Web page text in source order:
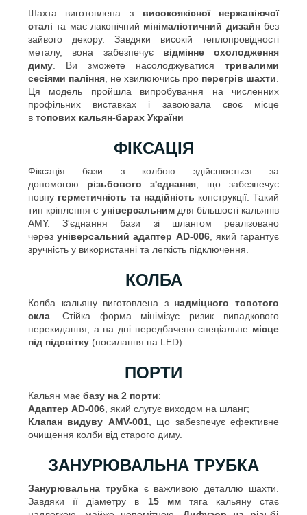
Шахта виготовлена з високоякісної нержавіючої
сталі та має лаконічний мінімалістичний дизайнбез
зайвого декору. Завдяки високій теплопровідності
металу, вона забезпечує відмінне охолодження
диму. Ви зможете насолоджуватисятривалими
сесіями паління, не хвилюючись про перегрів шахти
Ця модель пройшла випробування на численних
профільних виставках і завоювала своє місце
в топових кальян-барах України
ФІКСАЦІЯ
Фіксація бази з колбою здійснюється за
допомогою різьбового з'єднання , що забезпечує
повну герметичність та надійність конструкції. Такий
тип кріплення є універсальнимдля більшості кальянів
AMY. З'єднання бази зі шлангом реалізовано
черезуніверсальний адаптер AD-006, який гарантує
зручність у використанні та легкість підключення.
КОЛБА
Колба кальяну виготовлена з надміцного товстого
скла. Стійка форма мінімізує ризик випадкового
перекидання, а на дні передбачено спеціальне місце
під підсвітку(посилання на LED).
ПОРТИ
Кальян має базу на 2 порти:
Адаптер AD-006, який слугує виходом на шланг;
Клапан видуву AMV-001, що забезпечує ефективне
очищення колби від старого диму.
ЗАНУРЮВАЛЬНА ТРУБКА
Занурювальна трубкає важливою деталлю шахти.
Завдяки її діаметру в 15 ммтяга кальяну стає